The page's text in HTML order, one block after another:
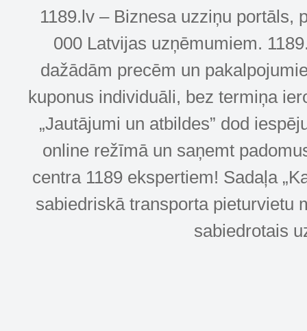
1189.lv – Biznesa uzziņu portāls,
000 Latvijas uzņēmumiem.
dažādām precēm un
kuponus individuāli, bez termiņa
„Jautājumi un atbildes” dod
online režīmā un saņemt
centra 1189 ekspertiem! Sadaļa
sabiedriskā transporta pieturvietu
sabiedrotais